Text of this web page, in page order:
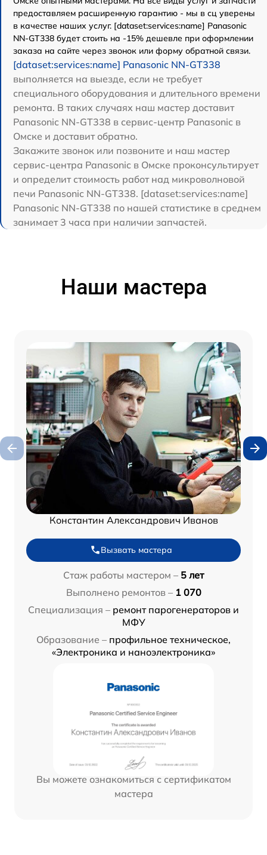
предоставляем расширенную гарантию - мы в сц уверены
в качестве наших услуг. [dataset:services:name] Panasonic
NN-GT338 будет стоить на -15% дешевле при оформлении
заказа на сайте через звонок или форму обратной связи.
[dataset:services:name] Panasonic NN-GT338
выполняется на выезде, если не требует
специального оборудования и длительного времени
ремонта. В таких случаях наш мастер доставит
Panasonic NN-GT338 в сервис-центр Panasonic в
Омске и доставит обратно.
Закажите звонок или позвоните и наш мастер
сервис-центра Panasonic в Омске проконсультирует
и определит стоимость работ над микроволновой
печи Panasonic NN-GT338. [dataset:services:name]
Panasonic NN-GT338 по нашей статистике в среднем
занимает 3 часа при наличии запчастей.
Наши мастера
Константин Александрович Иванов
Вызвать мастера
Стаж работы мастером – 5 лет
Выполнено ремонтов – 1 070
Специализация – ремонт парогенераторов и
МФУ
Образование – профильное техническое,
«Электроника и наноэлектроника»
Вы можете ознакомиться с сертификатом
мастера